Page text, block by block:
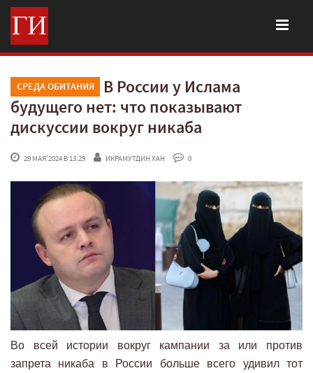
СРЕДА ОБИТАНИЯ
В России у Ислама
будущего нет: что показывают
дискуссии вокруг никаба
29 МАЯ'2024 В 13:29 ИКРАМУТДИН ХАН 0
Во всей истории вокруг кампании за или против
запрета никаба в России больше всего удивил тот